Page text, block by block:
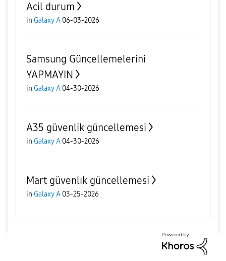
Acil durum
in Galaxy A 06-03-2026
Samsung Güncellemelerini
YAPMAYIN
in Galaxy A 04-30-2026
A35 güvenlik güncellemesi
in Galaxy A 04-30-2026
Mart güvenlık güncellemesi
in Galaxy A 03-25-2026